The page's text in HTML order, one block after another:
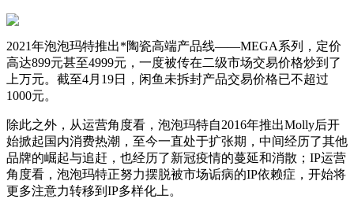
2021年泡泡玛特推出*陶瓷高端产品线——MEGA系列，定价
高达899元甚至4999元，一度被传在二级市场交易价格炒到了
上万元。截至4月19日，闲鱼未拆封产品交易价格已不超过
1000元。
除此之外，从运营角度看，泡泡玛特自2016年推出Molly后开
始掀起国内消费热潮，至今一直处于扩张期，中间经历了其他
品牌的崛起与追赶，也经历了新冠疫情的蔓延和消散；IP运营
角度看，泡泡玛特正努力摆脱被市场诟病的IP依赖症，开始将
更多注意力转移到IP多样化上。